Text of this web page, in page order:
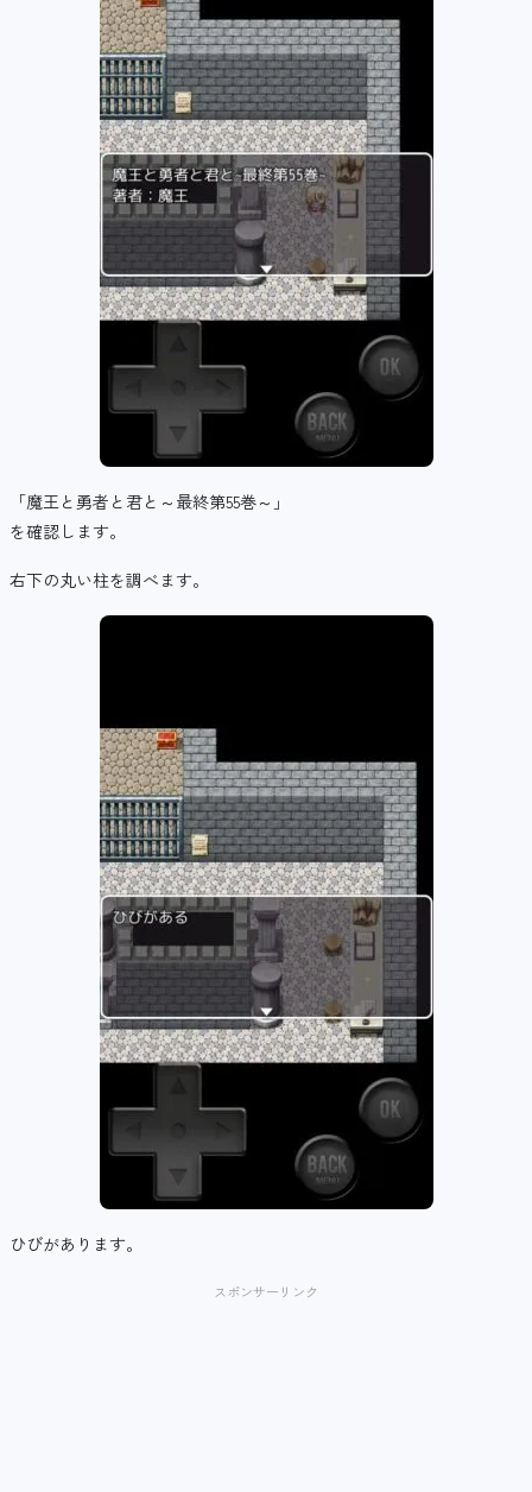
「魔王と勇者と君と～最終第55巻～」
を確認します。
右下の丸い柱を調べます。
ひびがあります。
スポンサーリンク